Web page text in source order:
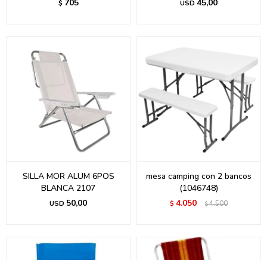
$ 705 USD 45,00
SILLA MOR ALUM 6POS
BLANCA 2107
USD 50,00
mesa camping con 2 bancos
(1046748)
$ 4.050 $4.500